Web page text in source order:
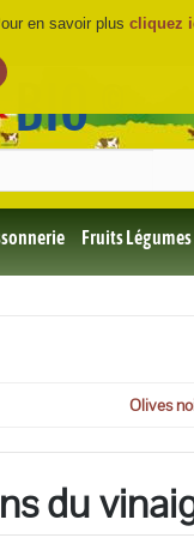
BIO
Fruits Légumes
Olives
du
en savoir plus cliquez